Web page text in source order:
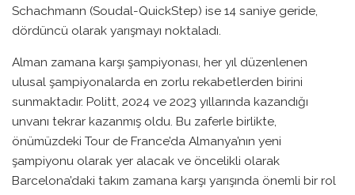
Schachmann (Soudal-QuickStep) ise 14 saniye geride,
dördüncü olarak yarışmayı noktaladı.
Alman zamana karşı şampiyonası, her yıl düzenlenen
ulusal şampiyonalarda en zorlu rekabetlerden birini
sunmaktadır. Politt, 2024 ve 2023 yıllarında kazandığı
unvanı tekrar kazanmış oldu. Bu zaferle birlikte,
önümüzdeki Tour de France’da Almanya’nın yeni
şampiyonu olarak yer alacak ve öncelikli olarak
Barcelona’daki takım zamana karşı yarışında önemli bir rol